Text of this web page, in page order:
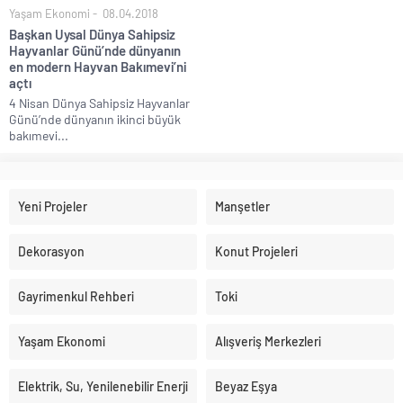
Yaşam Ekonomi 08.04.2018
Başkan Uysal Dünya Sahipsiz
Hayvanlar Günü’nde dünyanın
en modern Hayvan Bakımevi’ni
açtı
4 Nisan Dünya Sahipsiz Hayvanlar
Günü’nde dünyanın ikinci büyük
bakımevi...
Yeni Projeler Manşetler
Dekorasyon Konut Projeleri
Gayrimenkul Rehberi Toki
Yaşam Ekonomi Alışveriş Merkezleri
Elektrik, Su, Yenilenebilir Enerji Beyaz Eşya